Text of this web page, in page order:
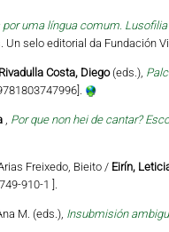
por uma língua comum.
Un selo editorial da Fundación
Rivadulla Costa, Diego(eds.),
, Por que non hei de cantar?
Freixedo, Bieito / Eirín,
910-1 ].
M. (eds.), Insubmisión